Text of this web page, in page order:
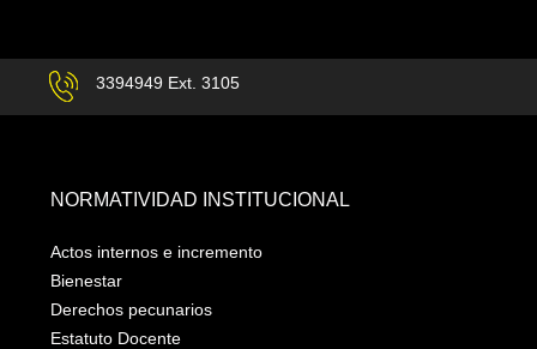
3394949 Ext. 3105
NORMATIVIDAD INSTITUCIONAL
Actos internos e incremento
Bienestar
Derechos pecunarios
Estatuto Docente